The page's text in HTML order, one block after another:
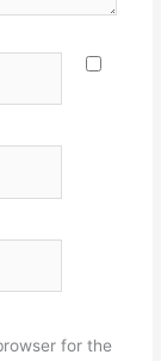
for the